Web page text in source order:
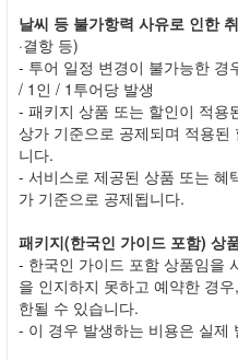
날씨 등 불가항력 사유로 인한
·결항 등)
- 투어 일정 변경이 불가능한 경
/ 1인 / 1투어당 발생
- 패키지 상품 또는 할인이 적용
상가 기준으로 공제되며 적용된
니다.
- 서비스로 제공된 상품 또는 혜
가 기준으로 공제됩니다.
패키지(한국인 가이드 포함) 상
- 한국인 가이드 포함 상품임을
을 인지하지 못하고 예약한 경
한될 수 있습니다.
- 이 경우 발생하는 비용은 실제